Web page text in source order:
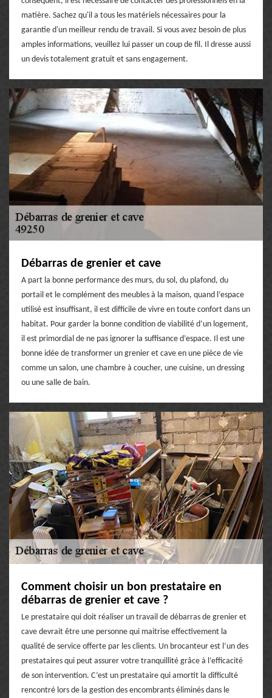
matière. Sachez qu'il a tous les matériels nécessaires pour la
garantie d'un meilleur rendu de travail. Si vous avez besoin de plus
amples informations, veuillez lui passer un coup de fil. Il dresse aussi
un devis totalement gratuit et sans engagement.
Débarras de grenier et cave
A part la bonne performance des murs, du sol, du plafond, du
portail et le complément des meubles à la maison, quand l’espace
utilisé est insuffisant, il est difficile de vivre en toute confort dans un
habitat. Pour garder la bonne condition de viabilité d’un logement,
il est primordial de ne pas ignorer la suffisance d’espace. Il est une
bonne idée de transformer un grenier et cave en une pièce de vie
comme un salon, une chambre à coucher, une cuisine, un dressing
ou une salle de bain.
Comment choisir un bon prestataire en
débarras de grenier et cave ?
Le prestataire qui doit réaliser un travail de débarras de grenier et
cave devrait être une personne qui maitrise effectivement la
qualité de service offerte par les clients. Un brocanteur est l’un des
prestataires qui peut assurer votre tranquillité grâce à l’efficacité
de son intervention. C’est un prestataire qui amortit la difficulté
rencontré lors de la gestion des encombrants éliminés dans le